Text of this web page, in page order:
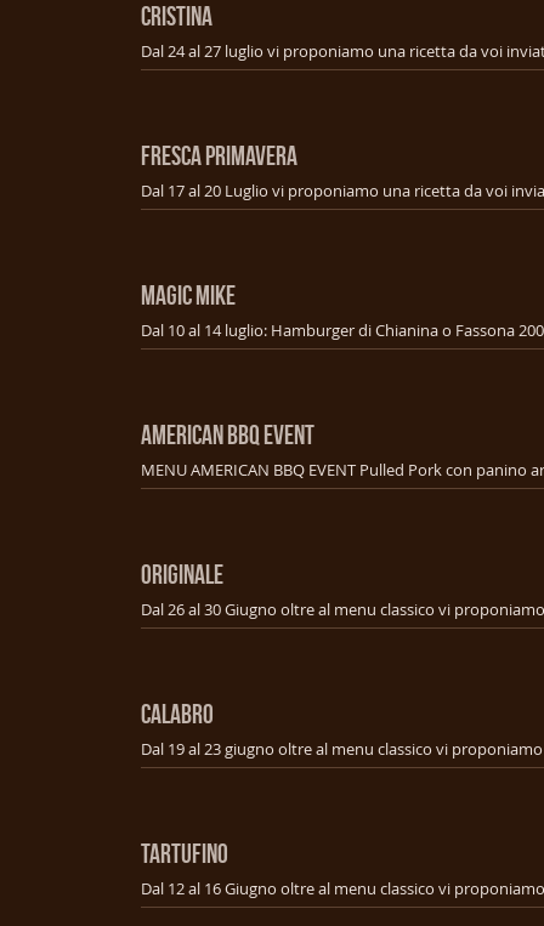
CRISTINA
FRESCA PRIMAVERA
MAGIC MIKE
AMERICAN BBQ EVENT
ORIGINALE
CALABRO
TARTUFINO